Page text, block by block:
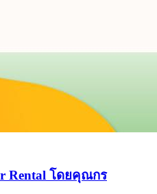
Rental โดยคุณกร